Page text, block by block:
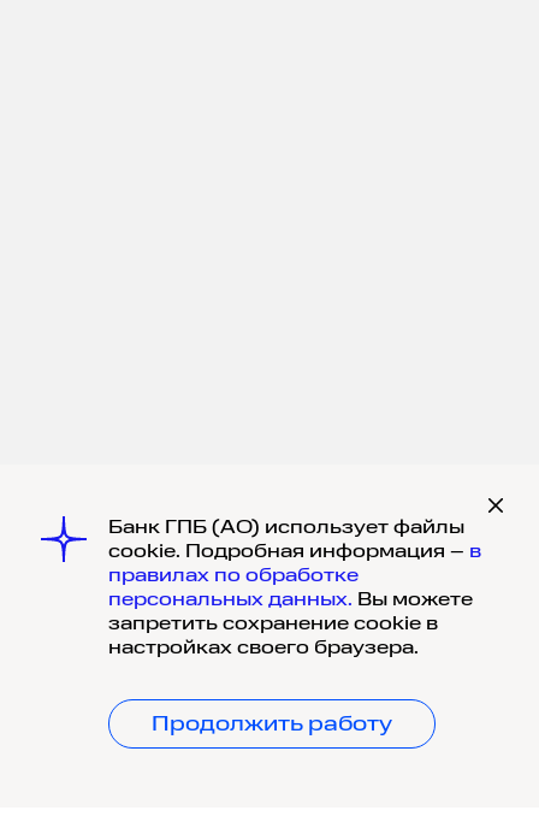
Банк ГПБ (АО) использует файлы
cookie. Подробная информация – в
правилах по обработке
персональных данных. Вы можете
запретить сохранение cookie в
настройках своего браузера.
Продолжить работу